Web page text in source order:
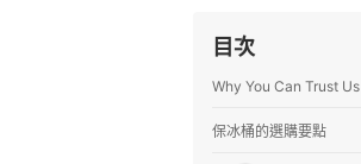
目次
Why You Can Trust Us
保冰桶的選購要點